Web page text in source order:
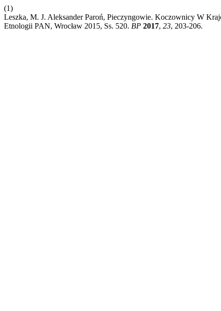
(1)
Leszka, M. J. Aleksander Paroń, Pieczyngowie. Koczownicy W
Etnologii PAN, Wrocław 2015, Ss. 520. BP 2017, 23, 203-206.